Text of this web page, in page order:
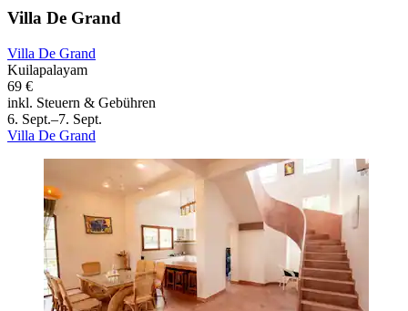
Villa De Grand
Villa De Grand
Kuilapalayam
69 €
inkl. Steuern & Gebühren
6. Sept.–7. Sept.
Villa De Grand